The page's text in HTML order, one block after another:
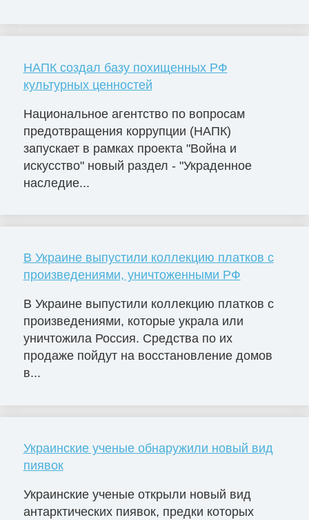
НАПК создал базу похищенных РФ
культурных ценностей
Национальное агентство по вопросам
предотвращения коррупции (НАПК)
запускает в рамках проекта "Война и
искусство" новый раздел - "Украденное
наследие...
В Украине выпустили коллекцию платков с
произведениями, уничтоженными РФ
В Украине выпустили коллекцию платков с
произведениями, которые украла или
уничтожила Россия. Средства по их
продаже пойдут на восстановление домов
в...
Украинские ученые обнаружили новый вид
пиявок
Украинские ученые открыли новый вид
антарктических пиявок, предки которых